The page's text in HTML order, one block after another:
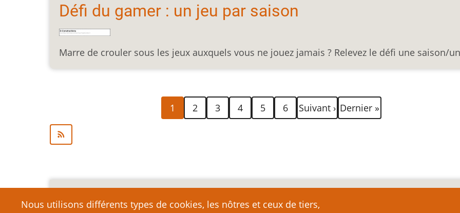
Défi du gamer : un jeu par saison
Marre de crouler sous les jeux auxquels vous ne jouez jamais ? Relevez le défi une saison/
Page
courante
1 Page
2 Page
3 Page
4 Page
5 Page
6
Page
suivante
Suivant › Dernière
page
Dernier »
Nous utilisons différents types de cookies, les nôtres et ceux de tiers,
Mention légale importante